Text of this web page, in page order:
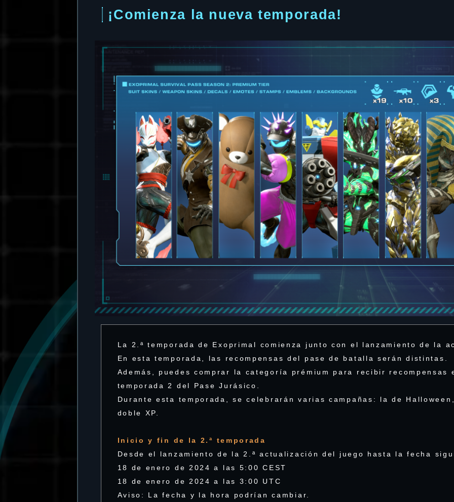
¡Comienza la nueva temporada!
La 2.ª temporada de Exoprimal comienza junto con el lanzamiento de la
En esta temporada, las recompensas del pase de batalla serán distintas.
Además, puedes comprar la categoría prémium para recibir recompensas
temporada 2 del Pase Jurásico.
Durante esta temporada, se celebrarán varias campañas: la de
doble XP.
Inicio y fin de la 2.ª temporada
Desde el lanzamiento de la 2.ª actualización del juego hasta la fecha
18 de enero de 2024 a las 5:00 CEST
18 de enero de 2024 a las 3:00 UTC
Aviso: La fecha y la hora podrían cambiar.